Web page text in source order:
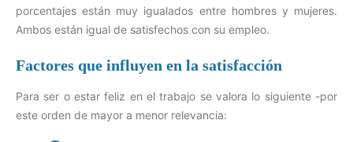
porcentajes están muy igualados entre hombres y mujeres.
Ambos están igual de satisfechos con su empleo.
Factores que influyen en la satisfacción
Para ser o estar feliz en el trabajo se valora lo siguiente -por
este orden de mayor a menor relevancia: